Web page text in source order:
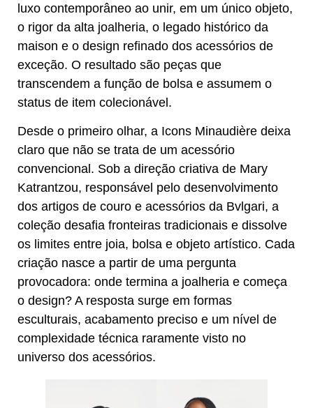
luxo contemporâneo ao unir, em um único objeto,
o rigor da alta joalheria, o legado histórico da
maison e o design refinado dos acessórios de
exceção. O resultado são peças que
transcendem a função de bolsa e assumem o
status de item colecionável.
Desde o primeiro olhar, a Icons Minaudière deixa
claro que não se trata de um acessório
convencional. Sob a direção criativa de Mary
Katrantzou, responsável pelo desenvolvimento
dos artigos de couro e acessórios da Bvlgari, a
coleção desafia fronteiras tradicionais e dissolve
os limites entre joia, bolsa e objeto artístico. Cada
criação nasce a partir de uma pergunta
provocadora: onde termina a joalheria e começa
o design? A resposta surge em formas
esculturais, acabamento preciso e um nível de
complexidade técnica raramente visto no
universo dos acessórios.